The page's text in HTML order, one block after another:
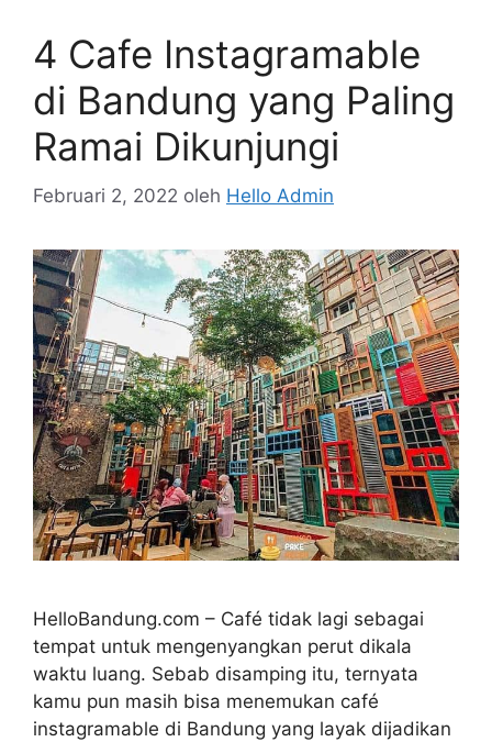
4 Cafe Instagramable
di Bandung yang Paling
Ramai Dikunjungi
Februari 2, 2022 oleh Hello Admin
HelloBandung.com – Café tidak lagi sebagai
tempat untuk mengenyangkan perut dikala
waktu luang. Sebab disamping itu, ternyata
kamu pun masih bisa menemukan café
instagramable di Bandung yang layak dijadikan